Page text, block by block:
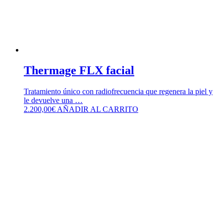
Thermage FLX facial
Tratamiento único con radiofrecuencia que regenera la piel y
le devuelve una …
2.200,00€ AÑADIR AL CARRITO